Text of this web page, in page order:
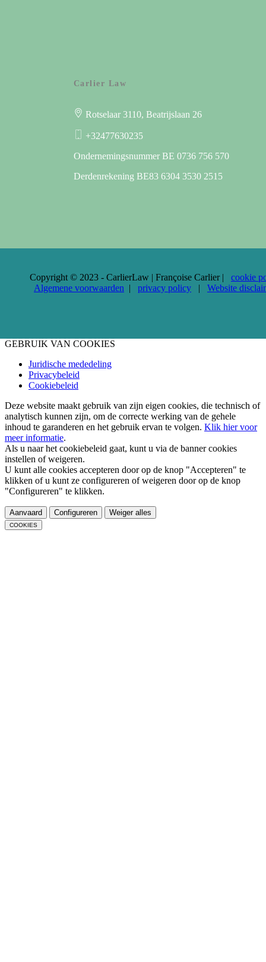
Carlier Law
Rotselaar 3110, Beatrijslaan 26
+32477630235
Ondernemingsnummer BE 0736 756 570
Derdenrekening BE83 6304 3530 2515
Copyright © 2023 - CarlierLaw | Françoise Carlier |
cookie
Algemene voorwaarden | privacy policy | Website
GEBRUIK VAN COOKIES
Juridische mededeling
Privacybeleid
Cookiebeleid
Deze website maakt gebruik van zijn eigen cookies, die technisch of
analytisch kunnen zijn, om de correcte werking van de gehele
inhoud te garanderen en het gebruik ervan te volgen. Klik hier voor
meer informatie.
Als u naar het cookiebeleid gaat, kunt u via de banner cookies
instellen of weigeren.
U kunt alle cookies accepteren door op de knop "Accepteren" te
klikken of u kunt ze configureren of weigeren door op de knop
"Configureren" te klikken.
Aanvaard Configureren Weiger alles
COOKIES